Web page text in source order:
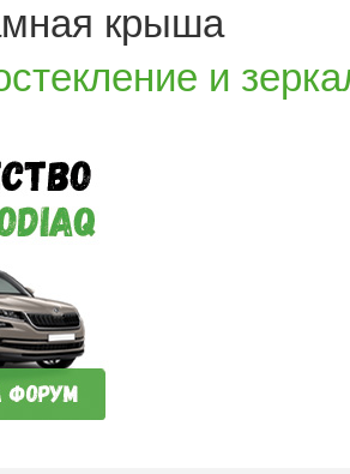
крыша
и